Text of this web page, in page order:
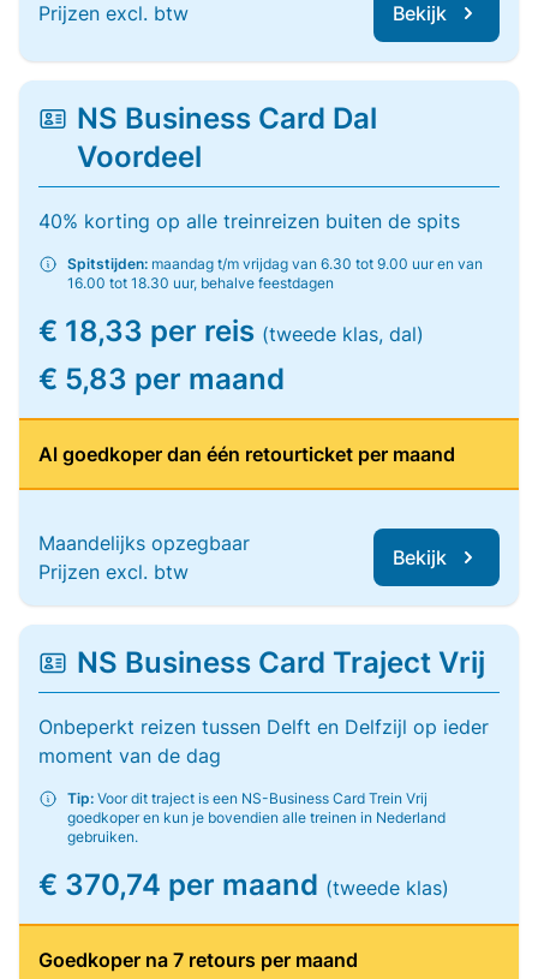
Prijzen excl. btw Bekijk
NS Business Card Dal
Voordeel
40% korting op alle treinreizen buiten de spits
Spitstijden: maandag t/m vrijdag van 6.30 tot 9.00 uur en van
16.00 tot 18.30 uur, behalve feestdagen
€ 18,33 per reis (tweede klas, dal)
€ 5,83 per maand
Al goedkoper dan één retourticket per maand
Maandelijks opzegbaar
Prijzen excl. btw
Bekijk
NS Business Card Traject Vrij
Onbeperkt reizen tussen Delft en Delfzijl op ieder
moment van de dag
Tip: Voor dit traject is een NS-Business Card Trein Vrij
goedkoper en kun je bovendien alle treinen in Nederland
gebruiken.
€ 370,74 per maand (tweede klas)
Goedkoper na 7 retours per maand